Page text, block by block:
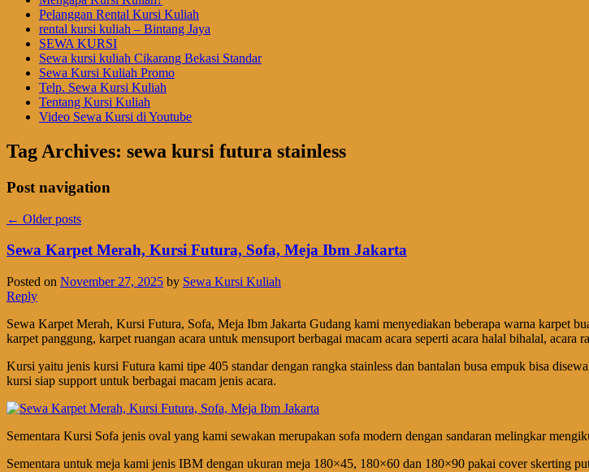
Pelanggan Rental Kursi Kuliah
rental kursi kuliah – Bintang Jaya
SEWA KURSI
Sewa kursi kuliah Cikarang Bekasi Standar
Sewa Kursi Kuliah Promo
Telp. Sewa Kursi Kuliah
Tentang Kursi Kuliah
Video Sewa Kursi di Youtube
Tag Archives: sewa kursi futura stainless
Post navigation
← Older posts
Sewa Karpet Merah, Kursi Futura, Sofa, Meja Ibm Jakarta
Posted on November 27, 2025 by Sewa Kursi Kuliah
Reply
Sewa Karpet Merah, Kursi Futura, Sofa, Meja Ibm Jakarta Gudang kami menyediakan beberapa warna karpet
karpet panggung, karpet ruangan acara untuk mensuport berbagai macam acara seperti acara halal bihalal, acara
Kursi yaitu jenis kursi Futura kami tipe 405 standar dengan rangka stainless dan bantalan busa empuk bisa
kursi siap support untuk berbagai macam jenis acara.
Sementara Kursi Sofa jenis oval yang kami sewakan merupakan sofa modern dengan sandaran melingkar
Sementara untuk meja kami jenis IBM dengan ukuran meja 180×45, 180×60 dan 180×90 pakai cover skerting